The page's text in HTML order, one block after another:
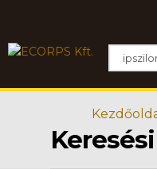
Keresési